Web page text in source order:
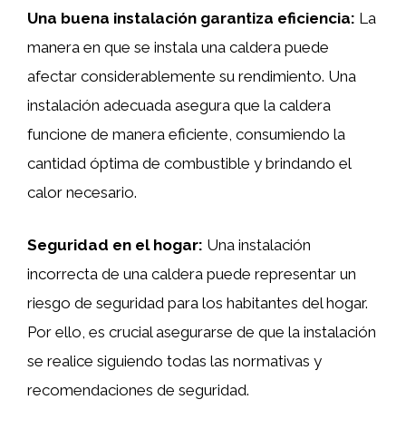
Una buena instalación garantiza eficiencia: La
manera en que se instala una caldera puede
afectar considerablemente su rendimiento. Una
instalación adecuada asegura que la caldera
funcione de manera eficiente, consumiendo la
cantidad óptima de combustible y brindando el
calor necesario.
Seguridad en el hogar: Una instalación
incorrecta de una caldera puede representar un
riesgo de seguridad para los habitantes del hogar.
Por ello, es crucial asegurarse de que la instalación
se realice siguiendo todas las normativas y
recomendaciones de seguridad.